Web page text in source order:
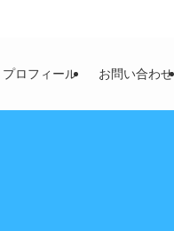
プロフィール お問い合わせ